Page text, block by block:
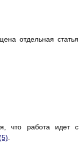
отдельная статья
что работа идет с